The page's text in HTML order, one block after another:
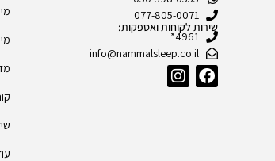
077-805-0071
שירות לקוחות ואספקות:
4961*
info@nammalsleep.co.il